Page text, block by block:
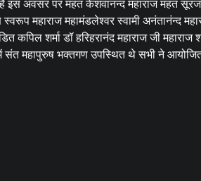
अवसर पर महंत केशवानन्द महाराज महंत
स्वरूप महाराज महामंडलेश्वर स्वामी अनंतानंन्द
कपिल शर्मा डॉ हरिहरानंद महाराज जी महाराज
में संत महापुरुष भक्तगण उपस्थित थे सभी ने